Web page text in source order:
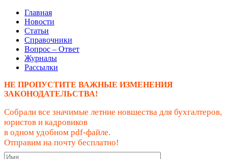
Главная
Новости
Статьи
Справочники
Вопрос – Ответ
Журналы
Рассылки
НЕ ПРОПУСТИТЕ ВАЖНЫЕ ИЗМЕНЕНИЯ
ЗАКОНОДАТЕЛЬСТВА!
Собрали все значимые летние новшества для бухгалтеров,
юристов и кадровиков
в одном удобном pdf-файле.
Отправим на почту бесплатно!